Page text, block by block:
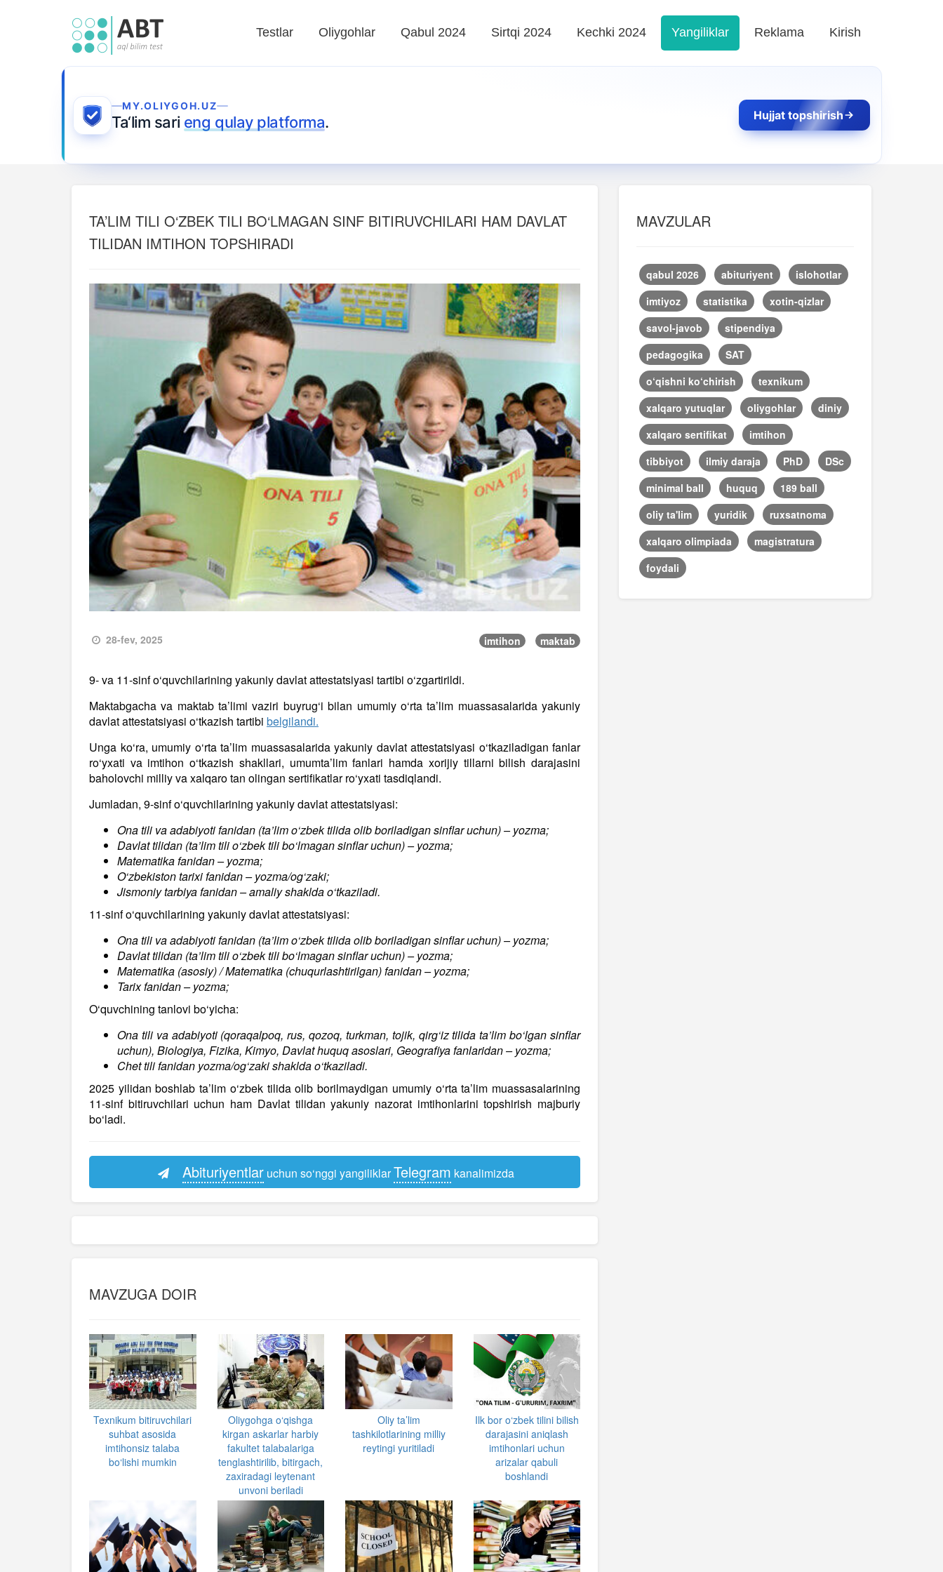
Testlar Oliygohlar Qabul 2024 Sirtqi 2024 Kechki 2024 Yangiliklar Reklama Kirish
MY.OLIYGOH.UZ
Ta‘lim sari eng qulay platforma. Hujjat topshirish
TA’LIM TILI O‘ZBEK TILI BO‘LMAGAN SINF BITIRUVCHILARI HAM DAVLAT
TILIDAN IMTIHON TOPSHIRADI
28-fev, 2025 imtihon maktab
9- va 11-sinf o‘quvchilarining yakuniy davlat attestatsiyasi tartibi o‘zgartirildi.
Maktabgacha va maktab ta’limi vaziri buyrug‘i bilan umumiy o‘rta ta’lim muassasalarida yakuniy
davlat attestatsiyasi o‘tkazish tartibi belgilandi.
Unga ko‘ra, umumiy o‘rta ta’lim muassasalarida yakuniy davlat attestatsiyasi o‘tkaziladigan fanlar
ro‘yxati va imtihon o‘tkazish shakllari, umumta’lim fanlari hamda xorijiy tillarni bilish darajasini
baholovchi milliy va xalqaro tan olingan sertifikatlar ro‘yxati tasdiqlandi.
Jumladan, 9-sinf o‘quvchilarining yakuniy davlat attestatsiyasi:
Ona tili va adabiyoti fanidan (ta’lim o‘zbek tilida olib boriladigan sinflar uchun) – yozma;
Davlat tilidan (ta’lim tili o‘zbek tili bo‘lmagan sinflar uchun) – yozma;
Matematika fanidan – yozma;
O‘zbekiston tarixi fanidan – yozma/og‘zaki;
Jismoniy tarbiya fanidan – amaliy shaklda o‘tkaziladi.
11-sinf o‘quvchilarining yakuniy davlat attestatsiyasi:
Ona tili va adabiyoti fanidan (ta’lim o‘zbek tilida olib boriladigan sinflar uchun) – yozma;
Davlat tilidan (ta’lim tili o‘zbek tili bo‘lmagan sinflar uchun) – yozma;
Matematika (asosiy) / Matematika (chuqurlashtirilgan) fanidan – yozma;
Tarix fanidan – yozma;
O‘quvchining tanlovi bo‘yicha:
Ona tili va adabiyoti (qoraqalpoq, rus, qozoq, turkman, tojik, qirg‘iz tilida ta’lim bo‘lgan sinflar
uchun), Biologiya, Fizika, Kimyo, Davlat huquq asoslari, Geografiya fanlaridan – yozma;
Chet tili fanidan yozma/og‘zaki shaklda o‘tkaziladi.
2025 yilidan boshlab ta’lim o‘zbek tilida olib borilmaydigan umumiy o‘rta ta’lim muassasalarining
11-sinf bitiruvchilari uchun ham Davlat tilidan yakuniy nazorat imtihonlarini topshirish majburiy
bo‘ladi.
Abituriyentlaruchun so‘nggi yangiliklarTelegram kanalimizda
MAVZUGA DOIR
Texnikum bitiruvchilari
suhbat asosida
imtihonsiz talaba
bo‘lishi mumkin
Oliygohga o‘qishga
kirgan askarlar harbiy
fakultet talabalariga
tenglashtirilib, bitirgach,
zaxiradagi leytenant
unvoni beriladi
Oliy ta’lim
tashkilotlarining milliy
reytingi yuritiladi
Ilk bor o‘zbek tilini bilish
darajasini aniqlash
imtihonlari uchun
arizalar qabuli
boshlandi
MAVZULAR
qabul 2026 abituriyent
islohotlar
imtiyoz
statistika
xotin-qizlar
savol-javob
stipendiya
pedagogika
SAT
o‘qishni ko‘chirish
texnikum
xalqaro yutuqlar
oliygohlar
diniy
xalqaro sertifikat
imtihon
tibbiyot
ilmiy daraja PhD
DSc
minimal ball
huquq
189 ball
oliy ta'lim
yuridik
ruxsatnoma
xalqaro olimpiada
magistratura
foydali